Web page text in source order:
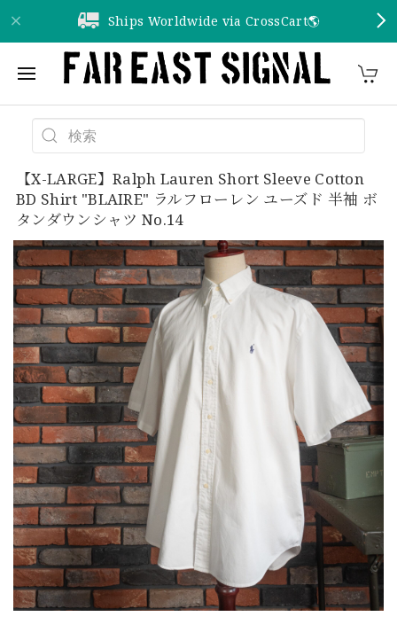
Ships Worldwide via CrossCart🌎️
【X-LARGE】Ralph Lauren Short Sleeve Cotton
BD Shirt "BLAIRE" ラルフローレン ユーズド 半袖 ボ
タンダウンシャツ No.14